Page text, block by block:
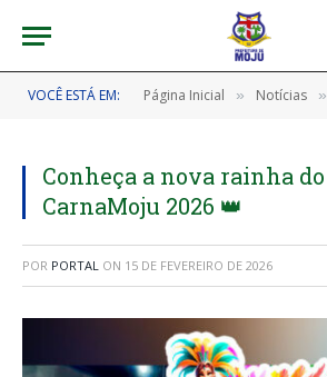
VOCÊ ESTÁ EM: Página Inicial » Notícias »
Conheça a nova rainha do
CarnaMoju 2026 👑
POR PORTAL ON 15 DE FEVEREIRO DE 2026